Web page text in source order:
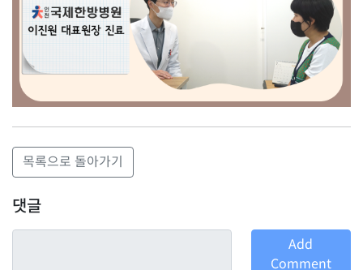
목록으로 돌아가기
댓글
Add
Comment